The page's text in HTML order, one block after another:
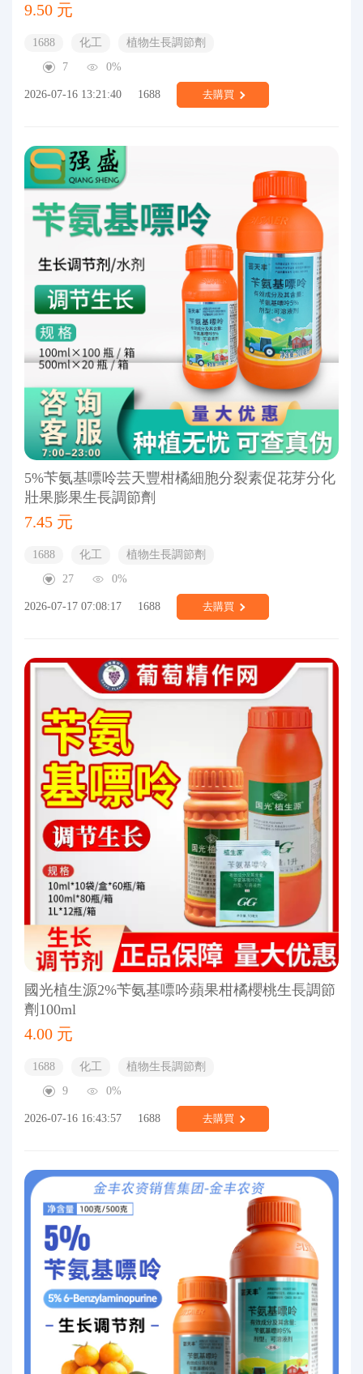
9.50 元
1688 化工
植物生長調節劑
7
0%
2026-07-16 13:21:40 1688 去購買
5%苄氨基嘌呤芸天豐柑橘細胞分裂素促花芽分化
壯果膨果生長調節劑
7.45 元
1688 化工
植物生長調節劑
27
0%
2026-07-17 07:08:17 1688 去購買
國光植生源2%苄氨基嘌吟蘋果柑橘櫻桃生長調節
劑100ml
4.00 元
1688 化工
植物生長調節劑
9
0%
2026-07-16 16:43:57 1688 去購買